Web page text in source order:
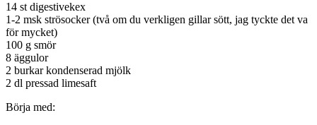
14 st digestivekex
1-2 msk strösocker (två om du verkligen gillar sött, jag tyckte det va
för mycket)
100 g smör
8 äggulor
2 burkar kondenserad mjölk
2 dl pressad limesaft
Börja med: